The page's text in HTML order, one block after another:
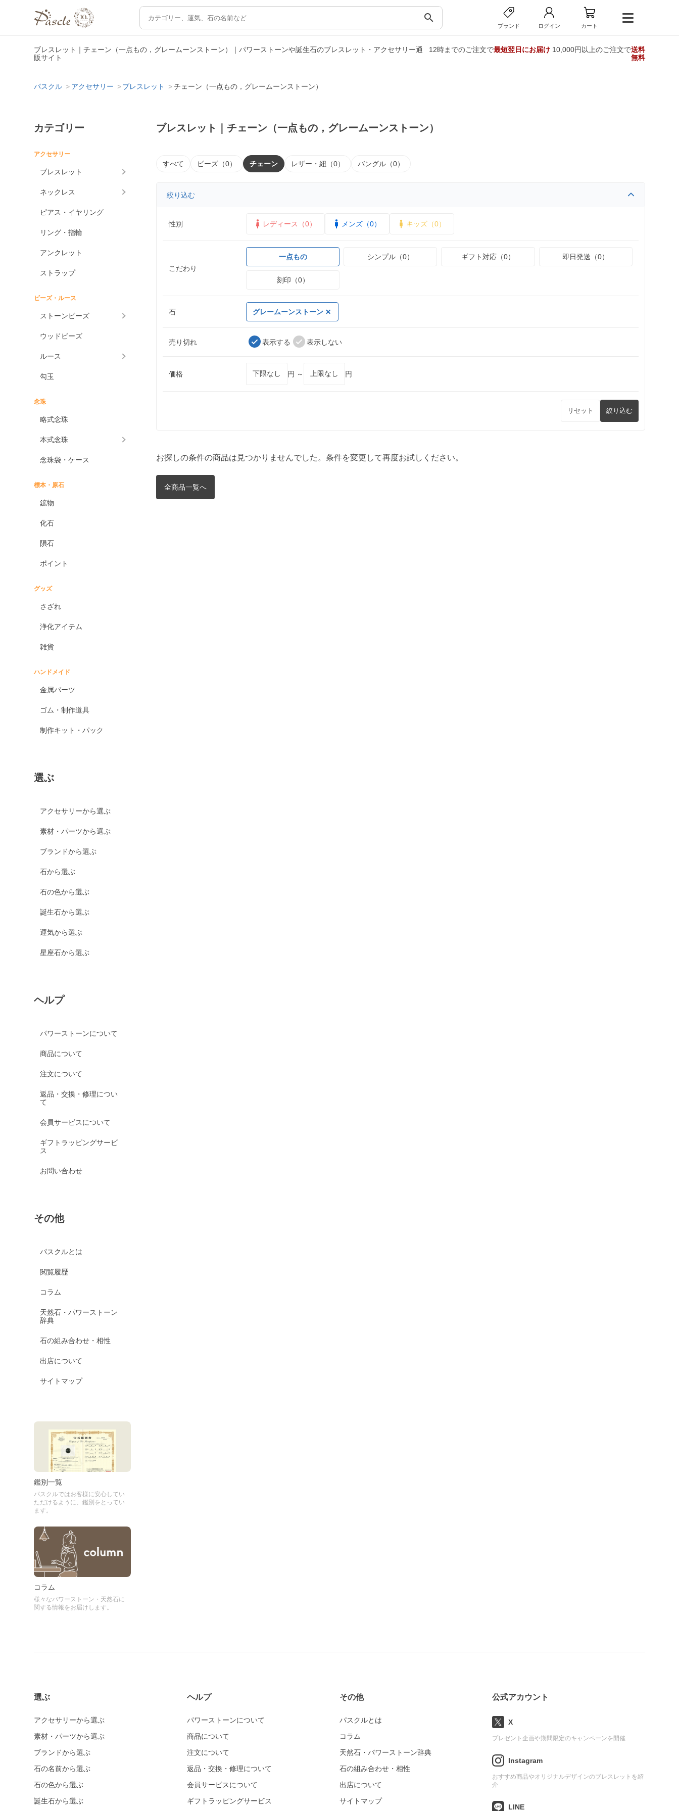
search
ブランド ログイン カート
ブレスレット｜チェーン（一点もの，グレームーンストーン）｜パワーストーンや誕生石のブレスレット・アクセサリー通
販サイト
12時までのご注文で最短翌日にお届け10,000円以上のご注文で送料
無料
パスクル アクセサリー ブレスレット チェーン（一点もの，グレームーンストーン）
カテゴリー
アクセサリー
ブレスレット
ネックレス
ピアス・イヤリング
リング・指輪
アンクレット
ストラップ
ビーズ・ルース
ストーンビーズ
ウッドビーズ
ルース
勾玉
念珠
略式念珠
本式念珠
念珠袋・ケース
標本・原石
鉱物
化石
隕石
ポイント
グッズ
さざれ
浄化アイテム
雑貨
ハンドメイド
金属パーツ
ゴム・制作道具
制作キット・パック
選ぶ
アクセサリーから選ぶ
素材・パーツから選ぶ
ブランドから選ぶ
石から選ぶ
石の色から選ぶ
誕生石から選ぶ
運気から選ぶ
星座石から選ぶ
ヘルプ
パワーストーンについて
商品について
注文について
返品・交換・修理につい
て
会員サービスについて
ギフトラッピングサービ
ス
お問い合わせ
その他
パスクルとは
閲覧履歴
コラム
天然石・パワーストーン
辞典
石の組み合わせ・相性
出店について
サイトマップ
鑑別一覧
パスクルではお客様に安心してい
ただけるように、鑑別をとってい
ます。
コラム
様々なパワーストーン・天然石に
関する情報をお届けします。
ブレスレット｜チェーン（一点もの，グレームーンストーン）
すべて ビーズ（0） チェーン レザー・紐（0） バングル（0）
絞り込む
性別 レディース（0） メンズ（0） キッズ（0）
こだわり
一点もの シンプル（0） ギフト対応（0） 即日発送（0）
刻印（0）
石 グレームーンストーン
売り切れ 表示する 表示しない
価格 円 ～ 円
リセット 絞り込む
お探しの条件の商品は見つかりませんでした。条件を変更して再度お試しください。
全商品一覧へ
選ぶ
アクセサリーから選ぶ
素材・パーツから選ぶ
ブランドから選ぶ
石の名前から選ぶ
石の色から選ぶ
誕生石から選ぶ
ヘルプ
パワーストーンについて
商品について
注文について
返品・交換・修理について
会員サービスについて
ギフトラッピングサービス
その他
パスクルとは
コラム
天然石・パワーストーン辞典
石の組み合わせ・相性
出店について
サイトマップ
公式アカウント
X
プレゼント企画や期間限定のキャンペーンを開催
Instagram
おすすめ商品やオリジナルデザインのブレスレットを紹
介
LINE